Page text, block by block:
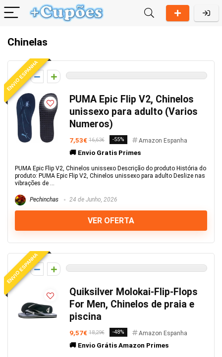
Chinelas
ENVIO ESPANHA
0
PUMA Epic Flip V2, Chinelos
unissexo para adulto (Varios
Numeros)
7,53€ 16,63€ -55% Amazon Espanha
🚚 Envio Gratis Primes
PUMA Epic Flip V2, Chinelos unissexo Descrição do produto História do
produto: PUMA Epic Flip V2, Chinelos unissexo para adulto Deslize nas
vibrações de ...
Pechinchas 24 de Junho, 2026
VER OFERTA
ENVIO ESPANHA
0
Quiksilver Molokai-Flip-Flops
For Men, Chinelos de praia e
piscina
9,57€ 18,29€ -48% Amazon Espanha
🚚 Envio Grátis Amazon Primes